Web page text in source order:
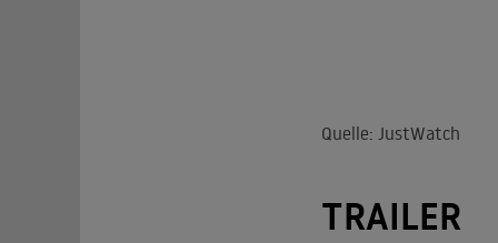
Quelle: JustWatch
TRAILER